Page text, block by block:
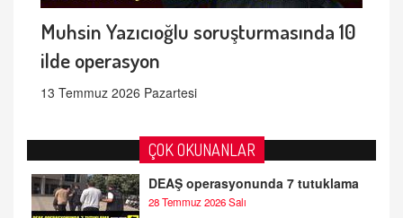
Muhsin Yazıcıoğlu soruşturmasında 10
ilde operasyon
13 Temmuz 2026 Pazartesi
ÇOK OKUNANLAR
DEAŞ operasyonunda 7 tutuklama
28 Temmuz 2026 Salı